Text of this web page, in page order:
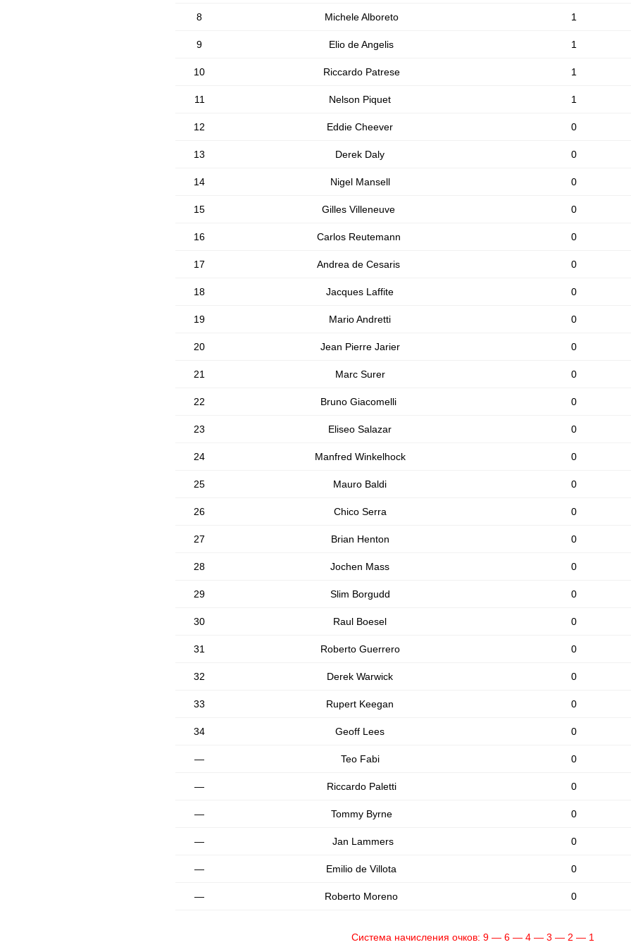
8 Michele Alboreto 1
9 Elio de Angelis 1
10 Riccardo Patrese 1
11 Nelson Piquet 1
12 Eddie Cheever 0
13 Derek Daly 0
14 Nigel Mansell 0
15 Gilles Villeneuve 0
16 Carlos Reutemann 0
17 Andrea de Cesaris 0
18 Jacques Laffite 0
19 Mario Andretti 0
20 Jean Pierre Jarier 0
21 Marc Surer 0
22 Bruno Giacomelli 0
23 Eliseo Salazar 0
24 Manfred Winkelhock 0
25 Mauro Baldi 0
26 Chico Serra 0
27 Brian Henton 0
28 Jochen Mass 0
29 Slim Borgudd 0
30 Raul Boesel 0
31 Roberto Guerrero 0
32 Derek Warwick 0
33 Rupert Keegan 0
34 Geoff Lees 0
— Teo Fabi 0
— Riccardo Paletti 0
— Tommy Byrne 0
— Jan Lammers 0
— Emilio de Villota 0
— Roberto Moreno 0
Система начисления очков: 9 — 6 — 4 — 3 — 2 — 1